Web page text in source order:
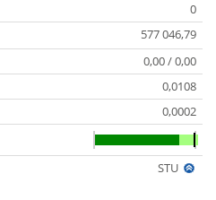
0
577 046,79
0,00 / 0,00
0,0108
0,0002
STU